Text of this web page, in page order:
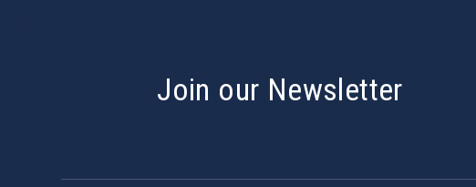
Join our Newsletter